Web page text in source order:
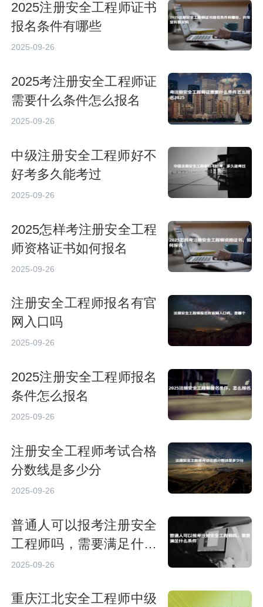
2025注册安全工程师证书
报名条件有哪些
2025-09-26
2025考注册安全工程师证
需要什么条件怎么报名
2025-09-26
中级注册安全工程师好不
好考多久能考过
2025-09-26
2025怎样考注册安全工程
师资格证书如何报名
2025-09-26
注册安全工程师报名有官
网入口吗
2025-09-26
2025注册安全工程师报名
条件怎么报名
2025-09-26
注册安全工程师考试合格
分数线是多少分
2025-09-26
普通人可以报考注册安全
工程师吗，需要满足什么
条件
2025-09-26
重庆江北安全工程师中级